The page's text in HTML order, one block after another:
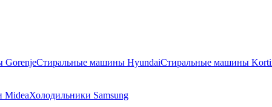
GorenjeСтиральные машины HyundaiСтиральные машины
MideaХолодильники Samsung